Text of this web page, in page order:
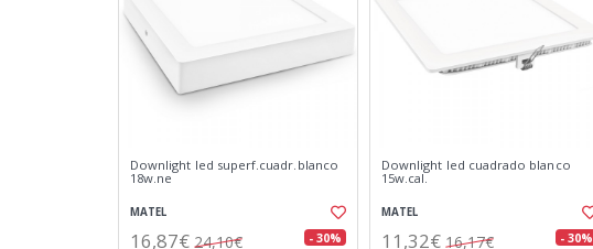
Downlight led superf.cuadr.blanco
18w.ne
MATEL
16,87€ 24,10€ - 30%
Downlight led cuadrado blanco
15w.cal.
MATEL
11,32€ 16,17€ - 30%